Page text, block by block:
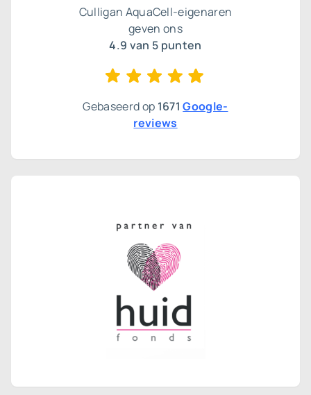
Culligan AquaCell-eigenaren
geven ons
4.9 van 5 punten
Gebaseerd op 1671 Google-
reviews